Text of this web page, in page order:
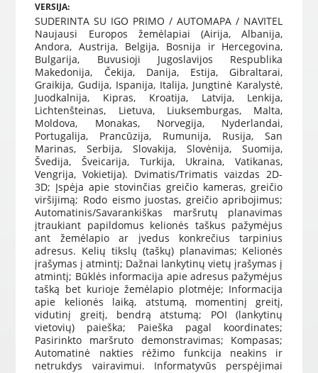
VERSIJA:
SUDERINTA SU IGO PRIMO / AUTOMAPA / NAVITEL
Naujausi Europos žemėlapiai (Airija, Albanija,
Andora, Austrija, Belgija, Bosnija ir Hercegovina,
Bulgarija, Buvusioji Jugoslavijos Respublika
Makedonija, Čekija, Danija, Estija, Gibraltarai,
Graikija, Gudija, Ispanija, Italija, Jungtinė Karalystė,
Juodkalnija, Kipras, Kroatija, Latvija, Lenkija,
Lichtenšteinas, Lietuva, Liuksemburgas, Malta,
Moldova, Monakas, Norvegija, Nyderlandai,
Portugalija, Prancūzija, Rumunija, Rusija, San
Marinas, Serbija, Slovakija, Slovėnija, Suomija,
Švedija, Šveicarija, Turkija, Ukraina, Vatikanas,
Vengrija, Vokietija). Dvimatis/Trimatis vaizdas 2D-
3D; Įspėja apie stovinčias greičio kameras, greičio
viršijimą; Rodo eismo juostas, greičio apribojimus;
Automatinis/Savarankiškas maršrutų planavimas
įtraukiant papildomus kelionės taškus pažymėjus
ant žemėlapio ar įvedus konkrečius tarpinius
adresus. Kelių tikslų (taškų) planavimas; Kelionės
įrašymas į atmintį; Dažnai lankytinų vietų įrašymas į
atmintį; Būklės informacija apie adresus pažymėjus
tašką bet kurioje žemėlapio plotmėje; Informacija
apie kelionės laiką, atstumą, momentinį greitį,
vidutinį greitį, bendrą atstumą; POI (lankytinų
vietovių) paieška; Paieška pagal koordinates;
Pasirinkto maršruto demonstravimas; Kompasas;
Automatinė nakties rėžimo funkcija neakins ir
netrukdys vairavimui. Informatyvūs perspėjimai